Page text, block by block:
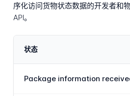
序化访问货物状态数据的开发者和
API。
状态
Package information